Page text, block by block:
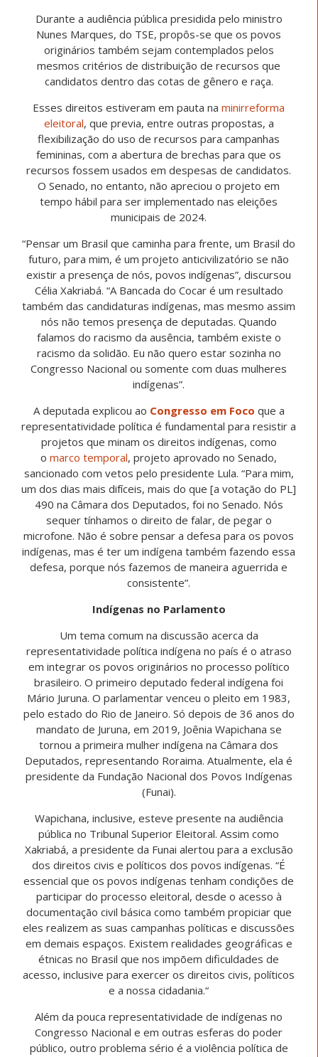
Durante a audiência pública presidida pelo ministro
Nunes Marques, do TSE, propôs-se que os povos
originários também sejam contemplados pelos
mesmos critérios de distribuição de recursos que
candidatos dentro das cotas de gênero e raça.
Esses direitos estiveram em pauta na minirreforma
eleitoral, que previa, entre outras propostas, a
flexibilização do uso de recursos para campanhas
femininas, com a abertura de brechas para que os
recursos fossem usados em despesas de candidatos.
O Senado, no entanto, não apreciou o projeto em
tempo hábil para ser implementado nas eleições
municipais de 2024.
“Pensar um Brasil que caminha para frente, um Brasil do
futuro, para mim, é um projeto anticivilizatório se não
existir a presença de nós, povos indígenas”, discursou
Célia Xakriabá. “A Bancada do Cocar é um resultado
também das candidaturas indígenas, mas mesmo assim
nós não temos presença de deputadas. Quando
falamos do racismo da ausência, também existe o
racismo da solidão. Eu não quero estar sozinha no
Congresso Nacional ou somente com duas mulheres
indígenas”.
A deputada explicou ao Congresso em Foco que a
representatividade política é fundamental para resistir a
projetos que minam os direitos indígenas, como
o marco temporal, projeto aprovado no Senado,
sancionado com vetos pelo presidente Lula. “Para mim,
um dos dias mais difíceis, mais do que [a votação do PL]
490 na Câmara dos Deputados, foi no Senado. Nós
sequer tínhamos o direito de falar, de pegar o
microfone. Não é sobre pensar a defesa para os povos
indígenas, mas é ter um indígena também fazendo essa
defesa, porque nós fazemos de maneira aguerrida e
consistente”.
Indígenas no Parlamento
Um tema comum na discussão acerca da
representatividade política indígena no país é o atraso
em integrar os povos originários no processo político
brasileiro. O primeiro deputado federal indígena foi
Mário Juruna. O parlamentar venceu o pleito em 1983,
pelo estado do Rio de Janeiro. Só depois de 36 anos do
mandato de Juruna, em 2019, Joênia Wapichana se
tornou a primeira mulher indígena na Câmara dos
Deputados, representando Roraima. Atualmente, ela é
presidente da Fundação Nacional dos Povos Indígenas
(Funai).
Wapichana, inclusive, esteve presente na audiência
pública no Tribunal Superior Eleitoral. Assim como
Xakriabá, a presidente da Funai alertou para a exclusão
dos direitos civis e políticos dos povos indígenas. “É
essencial que os povos indígenas tenham condições de
participar do processo eleitoral, desde o acesso à
documentação civil básica como também propiciar que
eles realizem as suas campanhas políticas e discussões
em demais espaços. Existem realidades geográficas e
étnicas no Brasil que nos impõem dificuldades de
acesso, inclusive para exercer os direitos civis, políticos
e a nossa cidadania.“
Além da pouca representatividade de indígenas no
Congresso Nacional e em outras esferas do poder
público, outro problema sério é a violência política de